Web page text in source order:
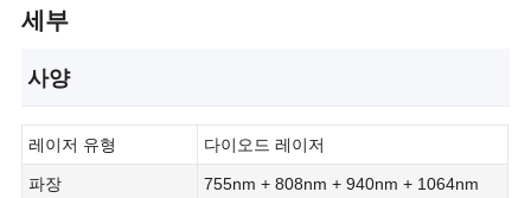
세부
사양
레이저 유형 다이오드 레이저
파장 755nm + 808nm + 940nm + 1064nm